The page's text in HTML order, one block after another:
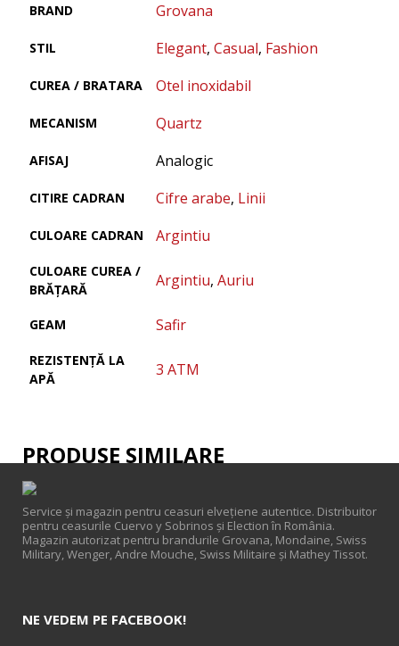
BRAND Grovana
STIL Elegant, Casual, Fashion
CUREA / BRATARA Otel inoxidabil
MECANISM Quartz
AFISAJ Analogic
CITIRE CADRAN Cifre arabe, Linii
CULOARE CADRAN Argintiu
CULOARE CUREA /
BRĂȚARĂ
Argintiu, Auriu
GEAM Safir
REZISTENȚĂ LA
APĂ
3 ATM
PRODUSE SIMILARE
Service și magazin pentru ceasuri elveţiene autentice. Distribuitor
pentru ceasurile Cuervo y Sobrinos și Election în România.
Magazin autorizat pentru brandurile Grovana, Mondaine, Swiss
Military, Wenger, Andre Mouche, Swiss Militaire și Mathey Tissot.
NE VEDEM PE FACEBOOK!